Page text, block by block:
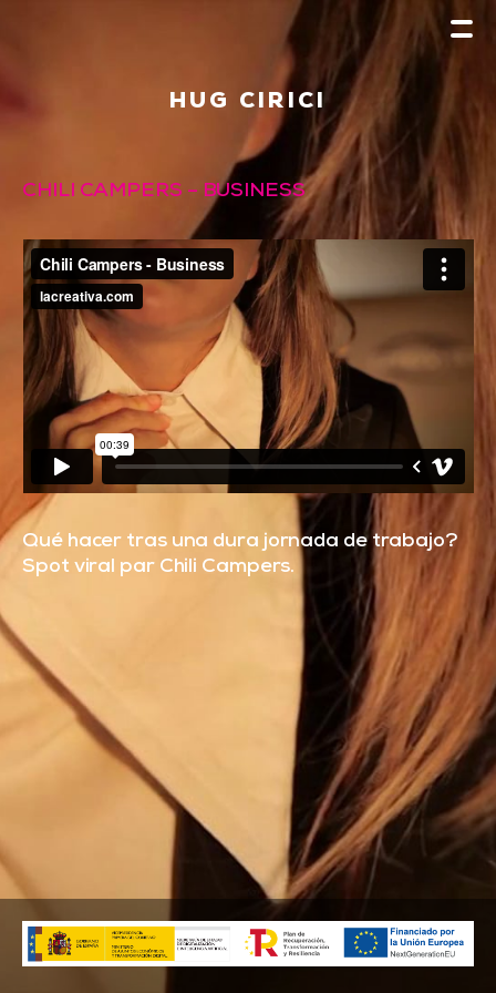
HUG CIRICI
CHILI CAMPERS – BUSINESS
Qué hacer tras una dura jornada de trabajo?
Spot viral par Chili Campers.